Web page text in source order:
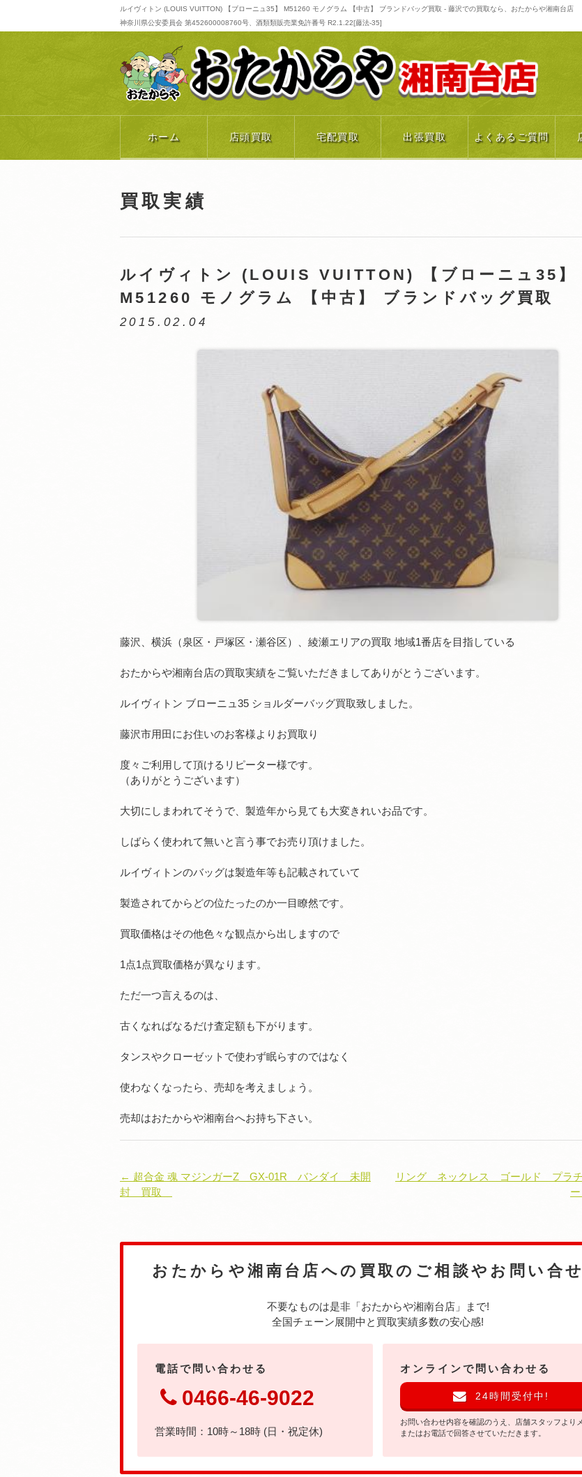
ルイヴィトン (LOUIS VUITTON) 【ブローニュ35】 M51260 モノグラム 【中古】 ブランドバッグ買取 - 藤沢での買取なら、おたからや湘南台店
神奈川県公安委員会 第452600008760号、酒類類販売業免許番号 R2.1.22[藤法-35]
ホーム 店頭買取 宅配買取 出張買取 よくあるご質問
買取実績
ルイヴィトン (LOUIS VUITTON) 【ブローニュ35】
M51260 モノグラム 【中古】 ブランドバッグ買取
2015.02.04
藤沢、横浜（泉区・戸塚区・瀬谷区）、綾瀬エリアの買取 地域1番店を目指している
おたからや湘南台店の買取実績をご覧いただきましてありがとうございます。
ルイヴィトン ブローニュ35 ショルダーバッグ買取致しました。
藤沢市用田にお住いのお客様よりお買取り
度々ご利用して頂けるリピーター様です。
（ありがとうございます）
大切にしまわれてそうで、製造年から見ても大変きれいお品です。
しばらく使われて無いと言う事でお売り頂けました。
ルイヴィトンのバッグは製造年等も記載されていて
製造されてからどの位たったのか一目瞭然です。
買取価格はその他色々な観点から出しますので
1点1点買取価格が異なります。
ただ一つ言えるのは、
古くなればなるだけ査定額も下がります。
タンスやクローゼットで使わず眠らすのではなく
使わなくなったら、売却を考えましょう。
売却はおたからや湘南台へお持ち下さい。
← 超合金 魂 マジンガーZ GX-01R バンダイ 未開
封 買取
リング ネックレス ゴールド プラ
おたからや湘南台店への 買取のご相談やお問い合
不要なものは是非「おたからや湘南台店」まで!
全国チェーン展開中と買取実績多数の安心感!
電話で問い合わせる
0466-46-9022
営業時間：10時～18時 (日・祝定休)
オンラインで問い合わせる
24時間受付中!
お問い合わせ内容を確認のうえ、店舗スタッフより
またはお電話で回答させていただきます。